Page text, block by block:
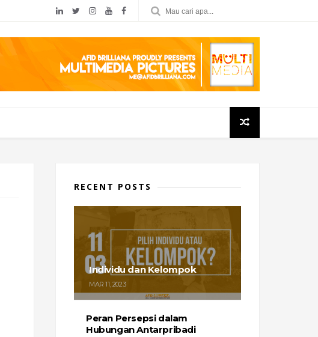
RECENT POSTS
Individu dan Kelompok
MAR 11, 2023
Peran Persepsi dalam
Hubungan Antarpribadi